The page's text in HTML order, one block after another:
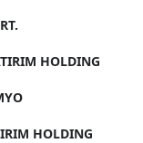
HOLDING
HOLDING